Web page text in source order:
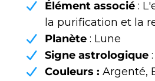
Élément associé :
la purification et la
Planète : Lune
Signe astrologique
Couleurs : Argenté,